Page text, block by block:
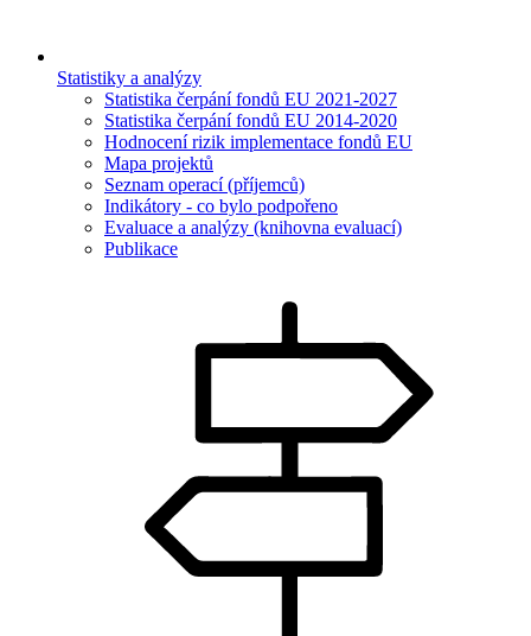
Statistiky a analýzy
Statistika čerpání fondů EU 2021-2027
Statistika čerpání fondů EU 2014-2020
Hodnocení rizik implementace fondů EU
Mapa projektů
Seznam operací (příjemců)
Indikátory - co bylo podpořeno
Evaluace a analýzy (knihovna evaluací)
Publikace